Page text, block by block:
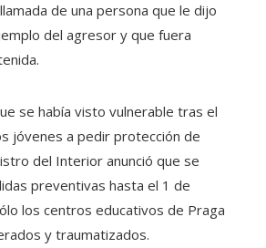
de una persona que le dijo
del agresor y que fuera
se había visto vulnerable tras el
jóvenes a pedir protección de
del Interior anunció que se
preventivas hasta el 1 de
los centros educativos de Praga
y traumatizados.